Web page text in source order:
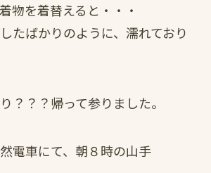
物を着替えると・・・
たばかりのように、濡れており
？？？帰って参りました。
電車にて、朝８時の山手